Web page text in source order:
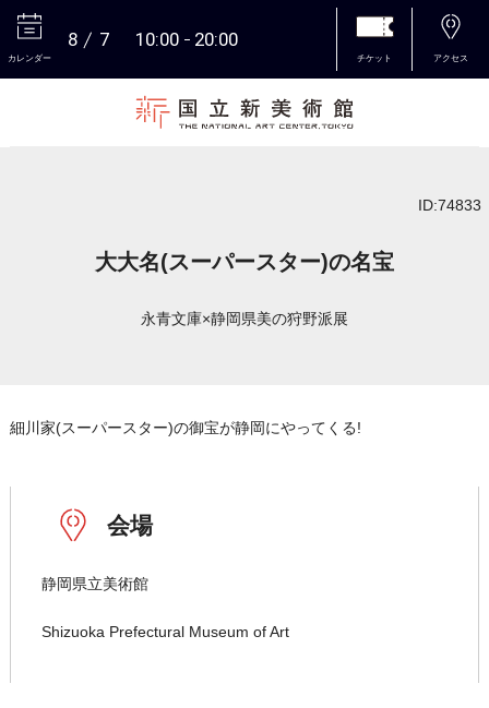
カレンダー
8 7 10:00 20:00
チケット アクセス
ID:74833
大大名(スーパースター)の名宝
永青文庫×静岡県美の狩野派展
細川家(スーパースター)の御宝が静岡にやってくる!
会場
静岡県立美術館
Shizuoka Prefectural Museum of Art